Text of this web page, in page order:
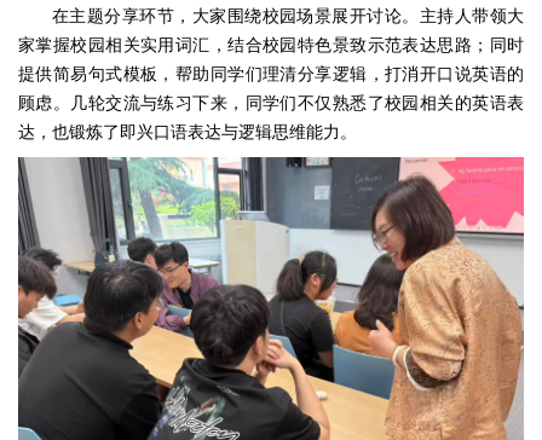
在主题分享环节，大家围绕校园场景展开讨论。主持人带领大
家掌握校园相关实用词汇，结合校园特色景致示范表达思路；同时
提供简易句式模板，帮助同学们理清分享逻辑，打消开口说英语的
顾虑。几轮交流与练习下来，同学们不仅熟悉了校园相关的英语表
达，也锻炼了即兴口语表达与逻辑思维能力。